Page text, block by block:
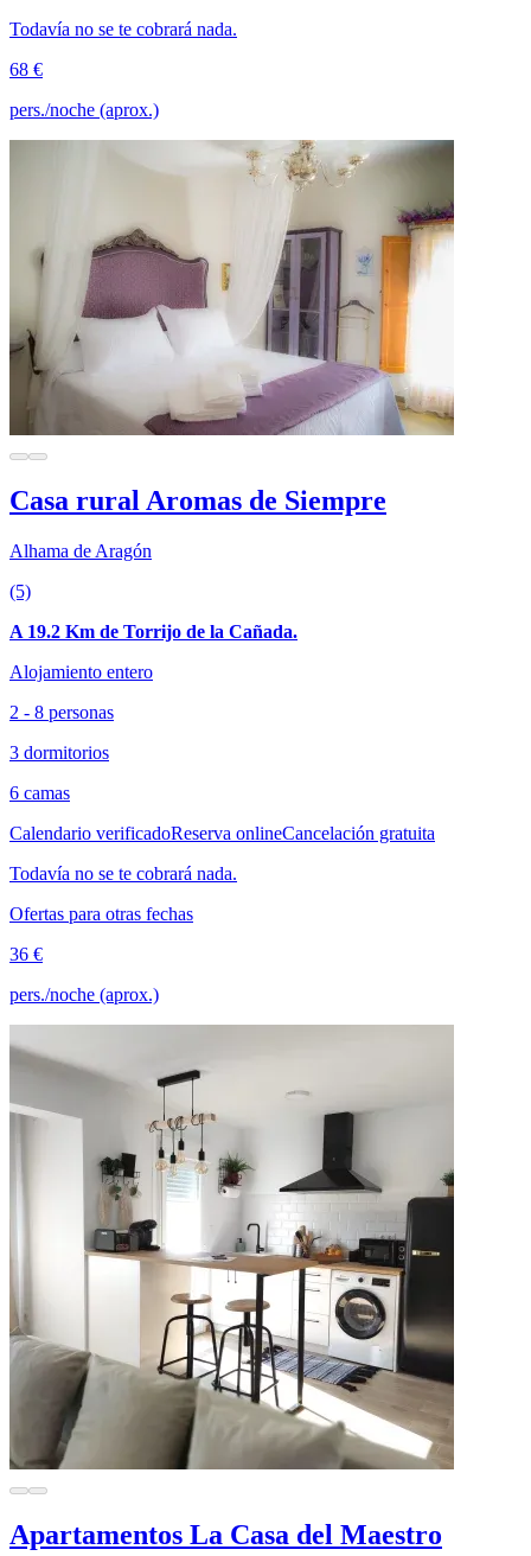
Todavía no se te cobrará nada.
68 €
pers./noche (aprox.)
Casa rural Aromas de Siempre
Alhama de Aragón
(5)
A 19.2 Km de Torrijo de la Cañada.
Alojamiento entero
2 - 8 personas
3 dormitorios
6 camas
Calendario verificadoReserva onlineCancelación gratuita
Todavía no se te cobrará nada.
Ofertas para otras fechas
36 €
pers./noche (aprox.)
Apartamentos La Casa del Maestro